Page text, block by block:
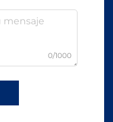
0/1000